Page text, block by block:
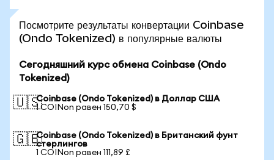
Посмотрите результаты конвертации Coinbase
(Ondo Tokenized) в популярные валюты
Сегодняшний курс обмена Coinbase (Ondo
Tokenized)
🇺🇸Coinbase (Ondo Tokenized) в Доллар США
1 COINon равен 150,70 $
🇬🇧Coinbase (Ondo Tokenized) в Британский фунт
стерлингов
1 COINon равен 111,89 £